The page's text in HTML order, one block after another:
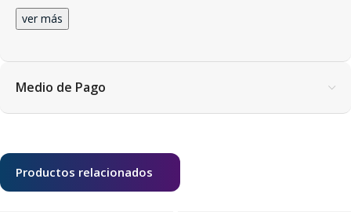
ver más
Medio de Pago
Productos relacionados